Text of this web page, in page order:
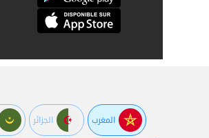
المغرب الجزائر